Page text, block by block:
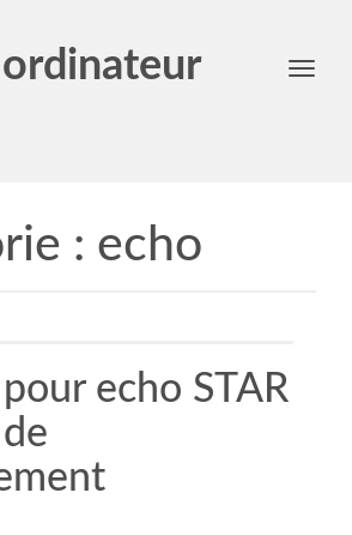
Toggle
: echo
echo STAR